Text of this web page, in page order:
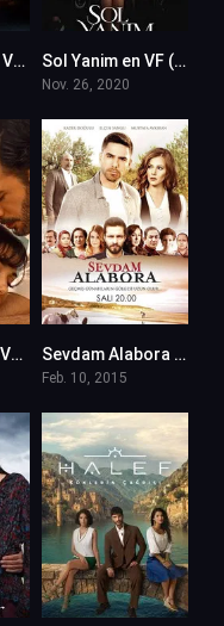
Can Kiriklari en VF (Voix Francaise) Sol Yanim en VF (Voix Francaise)
Nov. 26, 2020
Aski Hatirla en VF (Voix Francaise) Sevdam Alabora en VF (Voix Francaise)
Feb. 10, 2015